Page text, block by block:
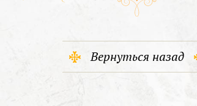
Вернуться назад